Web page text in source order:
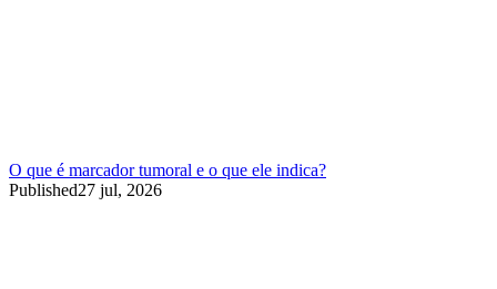
O que é marcador tumoral e o que ele indica?
Published27 jul, 2026